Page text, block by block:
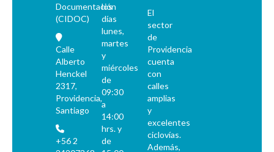
Documentación
(CIDOC)
Calle
Alberto
Henckel
2317,
Providencia,
Santiago
+56 2
los
días
lunes,
martes
y
miércoles
de
09:30
a
14:00
hrs. y
de
El
sector
de
Providencia
cuenta
con
calles
amplias
y
excelentes
ciclovías.
Además,